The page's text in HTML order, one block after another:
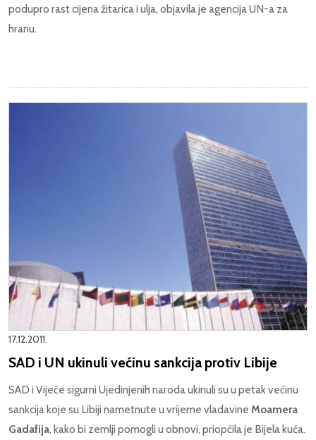
podupro rast cijena žitarica i ulja, objavila je agencija UN-a za
hranu.
17.12.2011.
SAD i UN ukinuli većinu sankcija protiv Libije
SAD i Vijeće sigurni Ujedinjenih naroda ukinuli su u petak većinu
sankcija koje su Libiji nametnute u vrijeme vladavine Moamera
Gadafija, kako bi zemlji pomogli u obnovi, priopćila je Bijela kuća.